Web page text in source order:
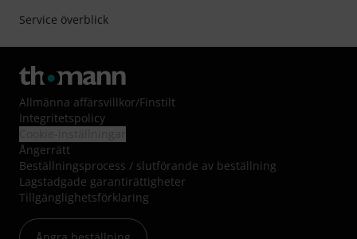
Service överblick
Allmänna affärsvillkor/Finstilt
Integritetspolicy
Ångerrätt
Beställningsprocess / slutförande av beställning
Lagstadgade garantirättigheter
Tillgänglighetsförklaring